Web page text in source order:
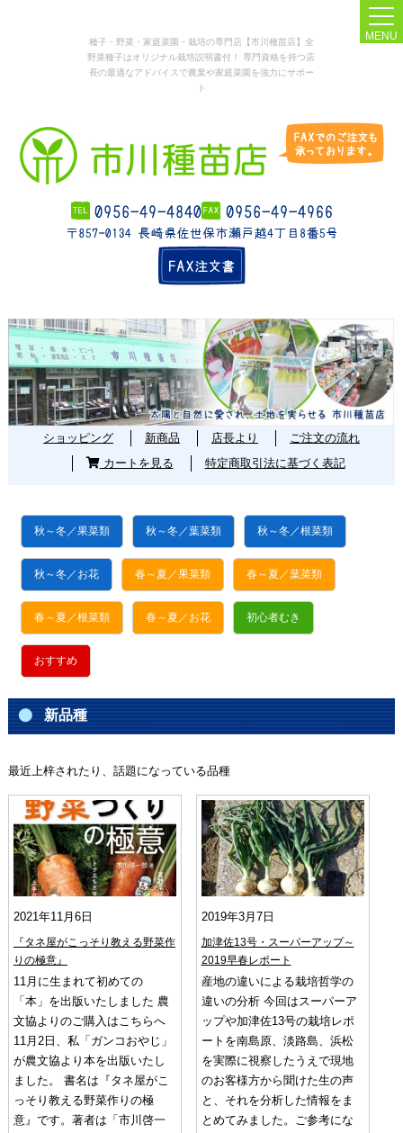
種子・野菜・家庭菜園・栽培の専門店【市川種苗店】全
野菜種子はオリジナル栽培説明書付！ 専門資格を持つ店
長の最適なアドバイスで農業や家庭菜園を強力にサポー
ト
MENU
ショッピング 新商品 店長より
ご注文の流れ
カートを見る
特定商取引法に基づく表記
秋～冬／果菜類 秋～冬／葉菜類 秋～冬／根菜類
秋～冬／お花 春～夏／果菜類 春～夏／葉菜類
春～夏／根菜類 春～夏／お花 初心者むき
おすすめ
新品種
最近上梓されたり、話題になっている品種
2021年11月6日
『タネ屋がこっそり教える野菜作
りの極意』
11月に生まれて初めての
「本」を出版いたしました 農
文協よりのご購入はこちらへ
11月2日、私「ガンコおやじ」
が農文協より本を出版いたし
ました。 書名は『タネ屋がこ
っそり教える野菜作りの極
意』です。著者は「市川啓一
2019年3月7日
加津佐13号・スーパーアップ～
2019早春レポート
産地の違いによる栽培哲学の
違いの分析 今回はスーパーア
ップや加津佐13号の栽培レポ
ートを南島原、淡路島、浜松
を実際に視察したうえで現地
のお客様方から聞けた生の声
と、それを分析した情報をま
とめてみました。ご参考にな